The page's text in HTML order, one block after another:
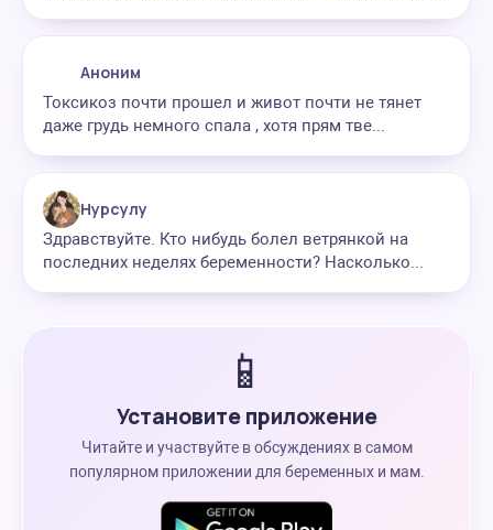
Аноним
Токсикоз почти прошел и живот почти не тянет
даже грудь немного спала , хотя прям тве...
Нурсулу
Здравствуйте. Кто нибудь болел ветрянкой на
последних неделях беременности? Насколько...
📱
Установите приложение
Читайте и участвуйте в обсуждениях в самом
популярном приложении для беременных и мам.